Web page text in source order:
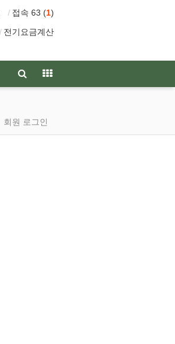
접속 63 (1)
전기요금계산
회원 로그인